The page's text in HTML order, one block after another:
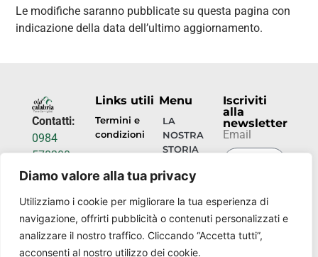
Diamo valore alla tua privacy
Utilizziamo i cookie per migliorare la tua esperienza di
navigazione, offrirti pubblicità o contenuti personalizzati e
analizzare il nostro traffico. Cliccando “Accetta tutti”,
acconsenti al nostro utilizzo dei cookie.
Le modifiche saranno pubblicate su questa pagina con
indicazione della data dell’ultimo aggiornamento.
Contatti:
0984
578200
info@torrecamigliati.it
Via dei
Camigliati,
18, 87052
Camigliatello
Links utili
Termini e
condizioni
policy
Menu
LA
NOSTRA
STORIA
OSPITALITÀ
EVENTI
I
NOSTRI
Iscriviti
alla
newsletter
Email
ORA